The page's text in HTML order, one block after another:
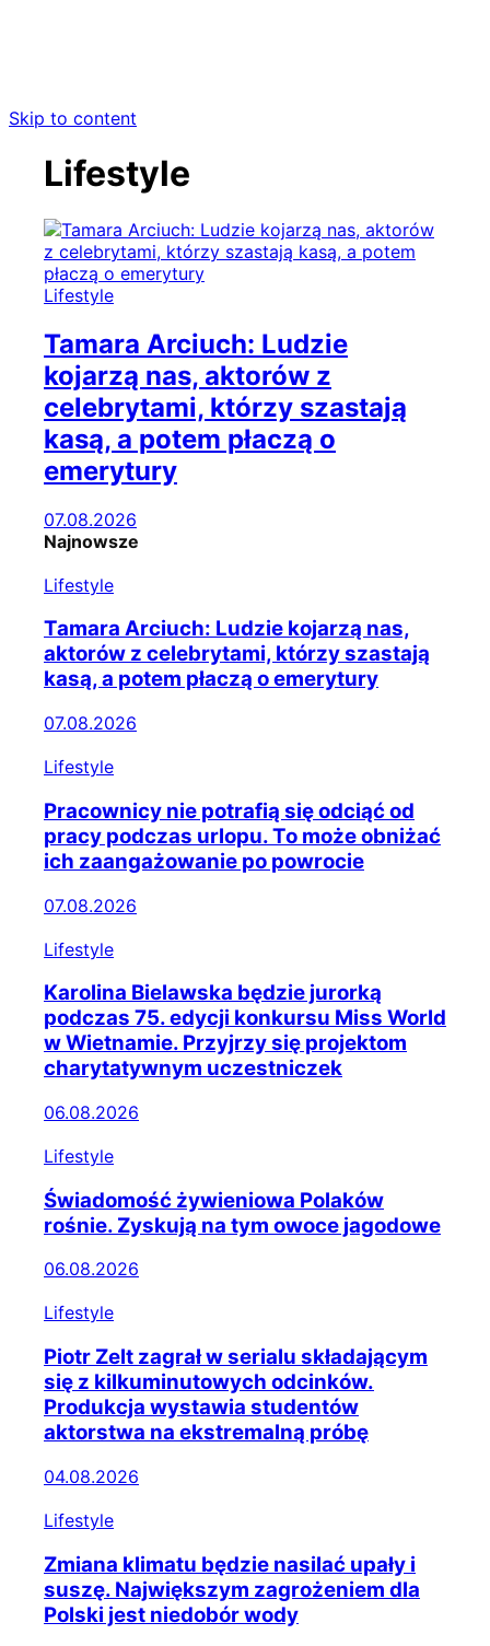
Skip to content
Lifestyle
Lifestyle
Tamara Arciuch: Ludzie
kojarzą nas, aktorów z
celebrytami, którzy szastają
kasą, a potem płaczą o
emerytury
07.08.2026
Najnowsze
Lifestyle
Tamara Arciuch: Ludzie kojarzą nas,
aktorów z celebrytami, którzy szastają
kasą, a potem płaczą o emerytury
07.08.2026
Lifestyle
Pracownicy nie potrafią się odciąć od
pracy podczas urlopu. To może obniżać
ich zaangażowanie po powrocie
07.08.2026
Lifestyle
Karolina Bielawska będzie jurorką
podczas 75. edycji konkursu Miss World
w Wietnamie. Przyjrzy się projektom
charytatywnym uczestniczek
06.08.2026
Lifestyle
Świadomość żywieniowa Polaków
rośnie. Zyskują na tym owoce jagodowe
06.08.2026
Lifestyle
Piotr Zelt zagrał w serialu składającym
się z kilkuminutowych odcinków.
Produkcja wystawia studentów
aktorstwa na ekstremalną próbę
04.08.2026
Lifestyle
Zmiana klimatu będzie nasilać upały i
suszę. Największym zagrożeniem dla
Polski jest niedobór wody